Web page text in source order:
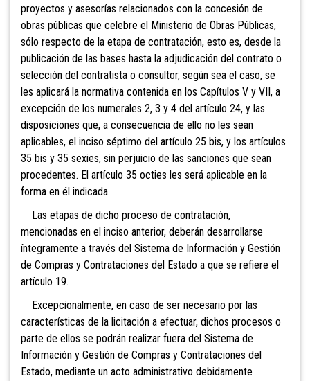
proyectos y asesorías relacionados con la concesión de
obras públicas que celebre el Ministerio de Obras Públicas,
sólo respecto de la etapa de contratación, esto es, desde la
publicación de las bases hasta la adjudicación del contrato o
selección del contratista o consultor, según sea el caso, se
les aplicará la normativa contenida en los Capítulos V y VII, a
excepción de los numerales 2, 3 y 4 del artículo 24, y las
disposiciones que, a consecuencia de ello no les sean
aplicables, el inciso séptimo del artículo 25 bis, y los artículos
35 bis y 35 sexies, sin perjuicio de las sanciones que sean
procedentes. El artículo 35 octies les será aplicable en la
forma en él indicada.
Las etapas de dicho proceso de contratación,
mencionadas en el inciso anterior, deberán desarrollarse
íntegramente a través del Sistema de Información y Gestión
de Compras y Contrataciones del Estado a que se refiere el
artículo 19.
Excepcionalmente, en caso de ser necesario por las
características de la licitación a efectuar, dichos procesos o
parte de ellos se podrán realizar fuera del Sistema de
Información y Gestión de Compras y Contrataciones del
Estado, mediante un acto administrativo debidamente